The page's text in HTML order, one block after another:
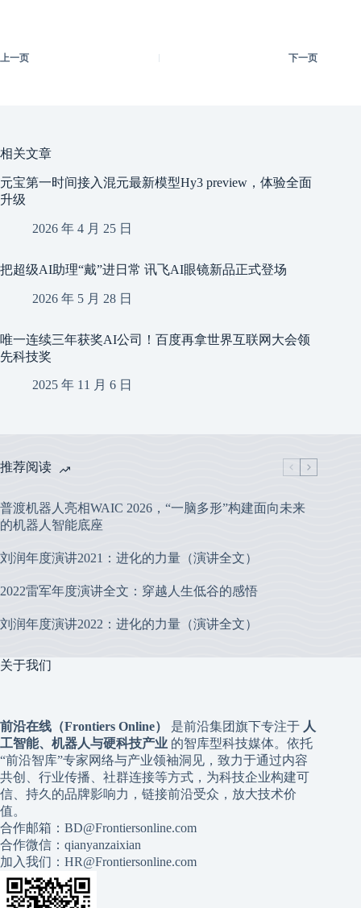
上一页 下一页
相关文章
元宝第一时间接入混元最新模型Hy3 preview，体验全面
升级
2026 年 4 月 25 日
把超级AI助理“戴”进日常 讯飞AI眼镜新品正式登场
2026 年 5 月 28 日
唯一连续三年获奖AI公司！百度再拿世界互联网大会领
先科技奖
2025 年 11 月 6 日
推荐阅读
普渡机器人亮相WAIC 2026，“一脑多形”构建面向未来
的机器人智能底座
刘润年度演讲2021：进化的力量（演讲全文）
2022雷军年度演讲全文：穿越人生低谷的感悟
刘润年度演讲2022：进化的力量（演讲全文）
关于我们
前沿在线（Frontiers Online） 是前沿集团旗下专注于 人
工智能、机器人与硬科技产业 的智库型科技媒体。依托
“前沿智库”专家网络与产业领袖洞见，致力于通过内容
共创、行业传播、社群连接等方式，为科技企业构建可
信、持久的品牌影响力，链接前沿受众，放大技术价
值。
合作邮箱：BD@Frontiersonline.com
合作微信：qianyanzaixian
加入我们：HR@Frontiersonline.com